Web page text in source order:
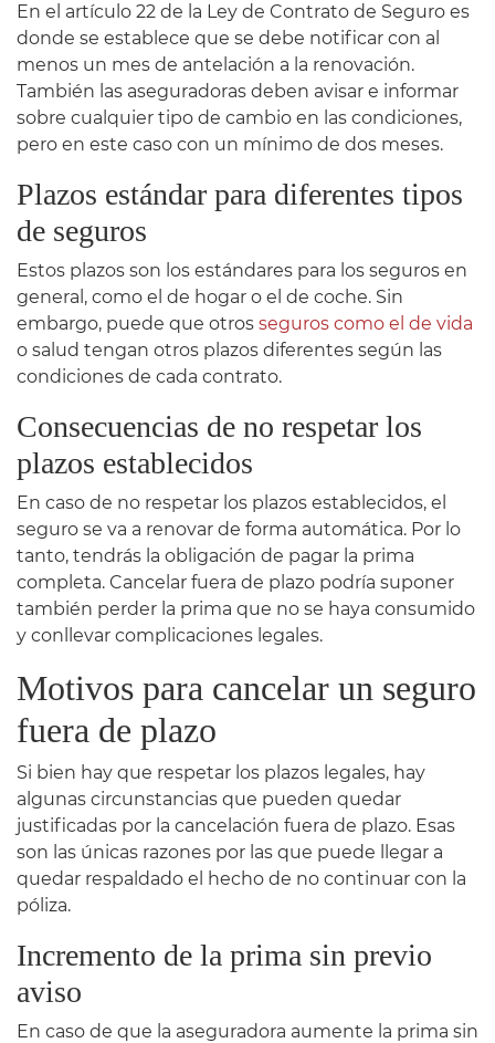
En el artículo 22 de la Ley de Contrato de Seguro es
donde se establece que se debe notificar con al
menos un mes de antelación a la renovación.
También las aseguradoras deben avisar e informar
sobre cualquier tipo de cambio en las condiciones,
pero en este caso con un mínimo de dos meses.
Plazos estándar para diferentes tipos
de seguros
Estos plazos son los estándares para los seguros en
general, como el de hogar o el de coche. Sin
embargo, puede que otros seguros como el de vida
o salud tengan otros plazos diferentes según las
condiciones de cada contrato.
Consecuencias de no respetar los
plazos establecidos
En caso de no respetar los plazos establecidos, el
seguro se va a renovar de forma automática. Por lo
tanto, tendrás la obligación de pagar la prima
completa. Cancelar fuera de plazo podría suponer
también perder la prima que no se haya consumido
y conllevar complicaciones legales.
Motivos para cancelar un seguro
fuera de plazo
Si bien hay que respetar los plazos legales, hay
algunas circunstancias que pueden quedar
justificadas por la cancelación fuera de plazo. Esas
son las únicas razones por las que puede llegar a
quedar respaldado el hecho de no continuar con la
póliza.
Incremento de la prima sin previo
aviso
En caso de que la aseguradora aumente la prima sin